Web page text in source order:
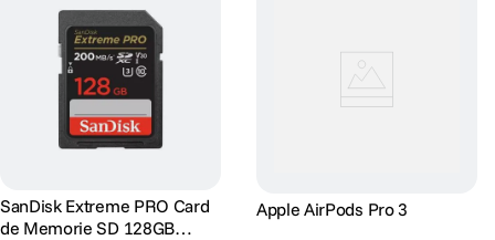
SanDisk Extreme PRO Card
de Memorie SD 128GB
Apple AirPods Pro 3